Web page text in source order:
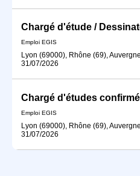
Chargé d'étude /
Emploi EGIS
Lyon (69000), Rhône (69),
31/07/2026
Emploi EGIS
Lyon (69000), Rhône (69),
31/07/2026